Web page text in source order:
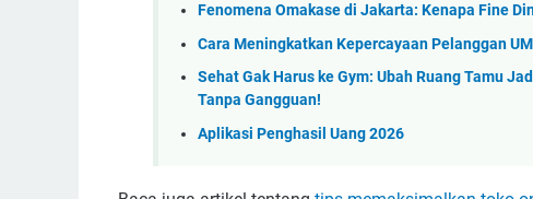
Fenomena Omakase di Jakarta: Kenapa Fine
Cara Meningkatkan Kepercayaan Pelanggan
Sehat Gak Harus ke Gym: Ubah Ruang Tamu
Tanpa Gangguan!
Aplikasi Penghasil Uang 2026